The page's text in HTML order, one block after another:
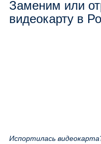
Заменим или
видеокарту в
Испортилась